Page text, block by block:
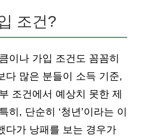
조건?
이나 가입 조건도 꼼꼼히
다 많은 분들이 소득 기준,
조건에서 예상치 못한 제
히, 단순히 ‘청년’이라는 이
다가 낭패를 보는 경우가